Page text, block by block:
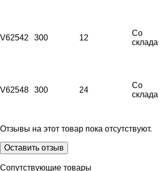
V62542 300 12
Со
склада
V62548 300 24
Со
склада
Отзывы на этот товар пока отсутствуют.
Оставить отзыв
Сопутствующие товары